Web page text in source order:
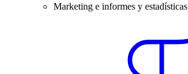
Marketing e informes y estadísticas